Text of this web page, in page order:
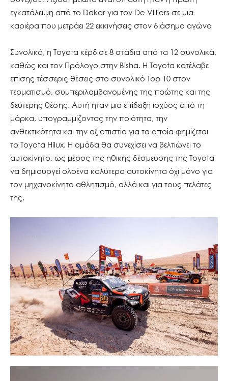
εγκατάλειψη από το Dakar για τον De Villiers σε μια
καριέρα που μετράει 22 εκκινήσεις στον διάσημο αγώνα
Συνολικά, η Toyota κέρδισε 8 στάδια από τα 12 συνολικά,
καθώς και τον Πρόλογο στην Bisha. Η Toyota κατέλαβε
επίσης τέσσερις θέσεις στο συνολικό Top 10 στον
τερματισμό, συμπεριλαμβανομένης της πρώτης και της
δεύτερης θέσης. Αυτή ήταν μια επίδειξη ισχύος από τη
μάρκα, υπογραμμίζοντας την ποιότητα, την
ανθεκτικότητα και την αξιοπιστία για τα οποία φημίζεται
το Toyota Hilux. Η ομάδα θα συνεχίσει να βελτιώνει το
αυτοκίνητο, ως μέρος της ηθικής δέσμευσης της Toyota
να δημιουργεί ολοένα καλύτερα αυτοκίνητα όχι μόνο για
τον μηχανοκίνητο αθλητισμό, αλλά και για τους πελάτες
της.